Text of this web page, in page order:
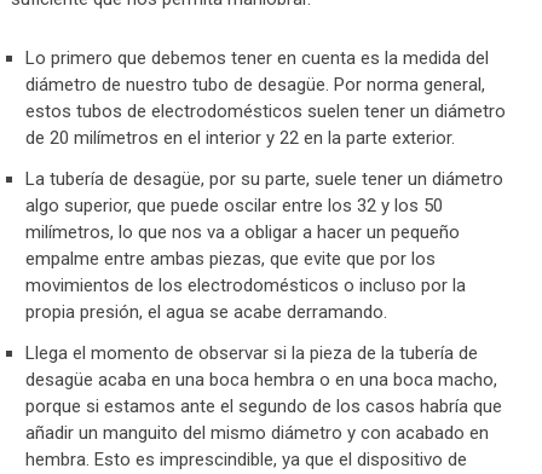
Lo primero que debemos tener en cuenta es la medida del
diámetro de nuestro tubo de desagüe. Por norma general,
estos tubos de electrodomésticos suelen tener un diámetro
de 20 milímetros en el interior y 22 en la parte exterior.
La tubería de desagüe, por su parte, suele tener un diámetro
algo superior, que puede oscilar entre los 32 y los 50
milímetros, lo que nos va a obligar a hacer un pequeño
empalme entre ambas piezas, que evite que por los
movimientos de los electrodomésticos o incluso por la
propia presión, el agua se acabe derramando.
Llega el momento de observar si la pieza de la tubería de
desagüe acaba en una boca hembra o en una boca macho,
porque si estamos ante el segundo de los casos habría que
añadir un manguito del mismo diámetro y con acabado en
hembra. Esto es imprescindible, ya que el dispositivo de